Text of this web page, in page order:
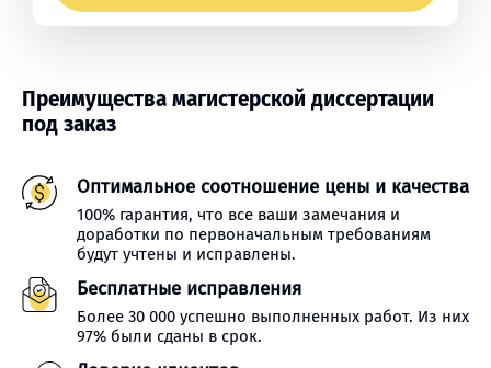
Преимущества магистерской диссертации
под заказ
Оптимальное соотношение цены и качества
100% гарантия, что все ваши замечания и
доработки по первоначальным требованиям
будут учтены и исправлены.
Бесплатные исправления
Более 30 000 успешно выполненных работ. Из них
97% были сданы в срок.